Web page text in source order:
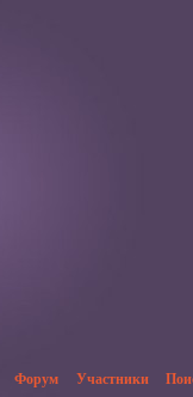
Форум Участники